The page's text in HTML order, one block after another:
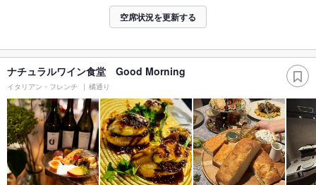
空席状況を更新する
ナチュラルワイン食堂 Good Morning
イタリアン・フレンチ 橘通り